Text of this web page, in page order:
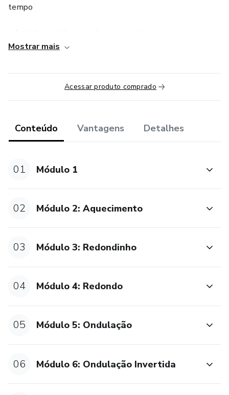
tempo
técnico de quadril e playlist exclusiva
Mostrar mais
Acessar produto comprado
Conteúdo Vantagens Detalhes
01 Módulo 1
02 Módulo 2: Aquecimento
03 Módulo 3: Redondinho
04 Módulo 4: Redondo
05 Módulo 5: Ondulação
06 Módulo 6: Ondulação Invertida